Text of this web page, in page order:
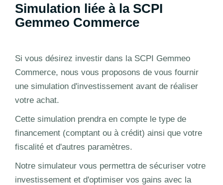
Simulation liée à la SCPI
Gemmeo Commerce
Si vous désirez investir dans la SCPI Gemmeo
Commerce, nous vous proposons de vous fournir
une simulation d'investissement avant de réaliser
votre achat.
Cette simulation prendra en compte le type de
financement (comptant ou à crédit) ainsi que votre
fiscalité et d'autres paramètres.
Notre simulateur vous permettra de sécuriser votre
investissement et d'optimiser vos gains avec la